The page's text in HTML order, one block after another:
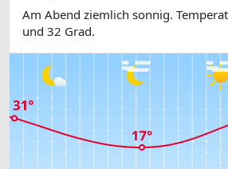
Am Abend ziemlich sonnig.
und 32 Grad.